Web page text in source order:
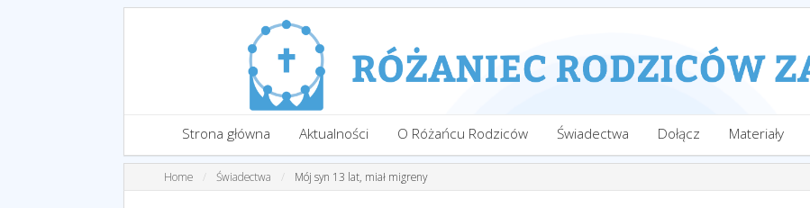
Strona główna Aktualności O Różańcu Rodziców Świadectwa Dołącz Materiały
Home Świadectwa Mój syn 13 lat, miał migreny